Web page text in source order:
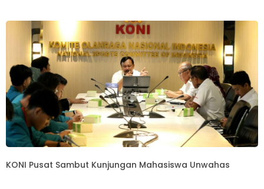
KONI Pusat Sambut Kunjungan Mahasiswa Unwahas